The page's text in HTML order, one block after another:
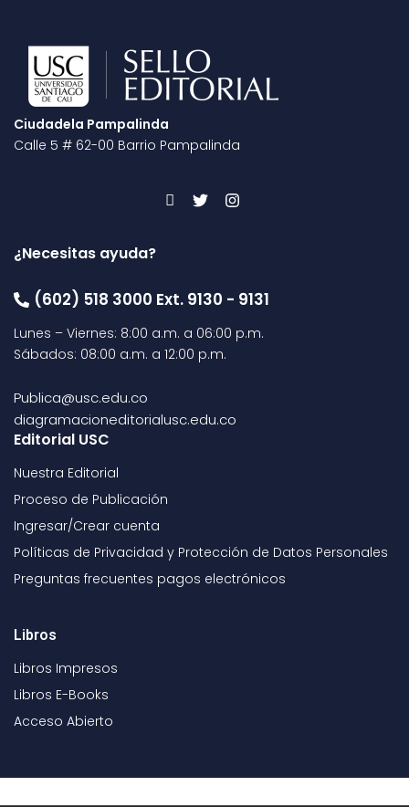
Ciudadela Pampalinda
Calle 5 # 62-00 Barrio Pampalinda
¿Necesitas ayuda?
(602) 518 3000 Ext. 9130 - 9131
Lunes – Viernes: 8:00 a.m. a 06:00 p.m.
Sábados: 08:00 a.m. a 12:00 p.m.
Publica@usc.edu.co
diagramacioneditorialusc.edu.co
Editorial USC
Nuestra Editorial
Proceso de Publicación
Ingresar/Crear cuenta
Políticas de Privacidad y Protección de Datos Personales
Preguntas frecuentes pagos electrónicos
Libros
Libros Impresos
Libros E-Books
Acceso Abierto